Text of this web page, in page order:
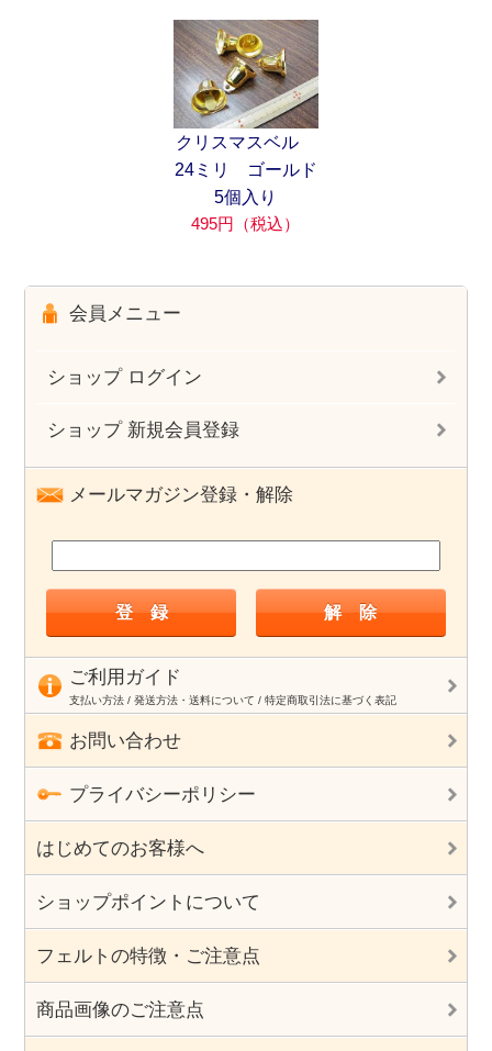
クリスマスベル
24ミリ ゴールド
5個入り
495円（税込）
会員メニュー
ショップ ログイン
ショップ 新規会員登録
メールマガジン登録・解除
ご利用ガイド
支払い方法 / 発送方法・送料について / 特定商取引法に基づく表記
お問い合わせ
プライバシーポリシー
はじめてのお客様へ
ショップポイントについて
フェルトの特徴・ご注意点
商品画像のご注意点